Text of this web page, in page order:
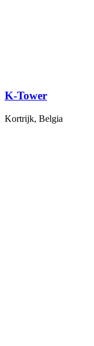
K-Tower
Kortrijk, Belgia